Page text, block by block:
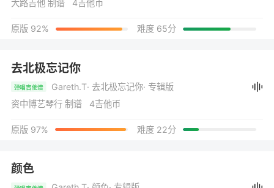
大路吉他 制谱 4吉他币
原版 92% 难度 65分
去北极忘记你
弹唱吉他谱 Gareth.T· 去北极忘记你· 专辑版
资中博艺琴行 制谱 4吉他币
原版 97% 难度 22分
颜色